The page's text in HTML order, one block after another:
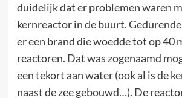
duidelijk dat er problemen waren
kernreactor in de buurt.
er een brand die woedde tot op 40
reactoren. Dat was zogenaamd
een tekort aan water (ook al is de
naast de zee gebouwd…). De